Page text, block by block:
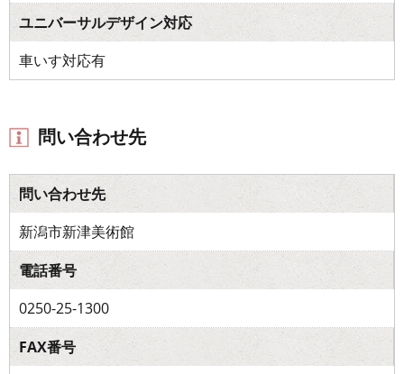
ユニバーサルデザイン対応
車いす対応有
問い合わせ先
問い合わせ先
新潟市新津美術館
電話番号
0250-25-1300
FAX番号